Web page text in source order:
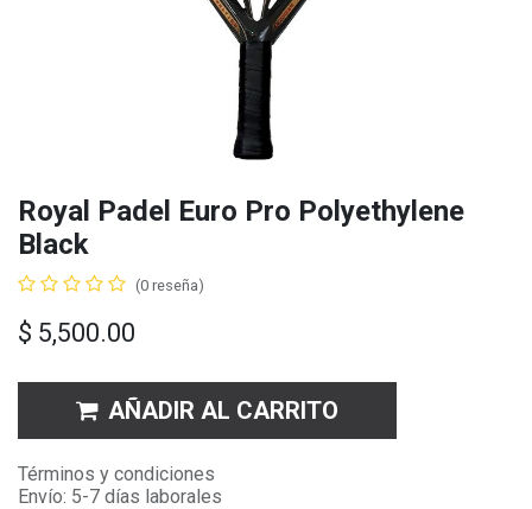
Royal Padel Euro Pro Polyethylene
Black
(0 reseña)
$ 5,500.00
AÑADIR AL CARRITO
Términos y condiciones
Envío: 5-7 días laborales